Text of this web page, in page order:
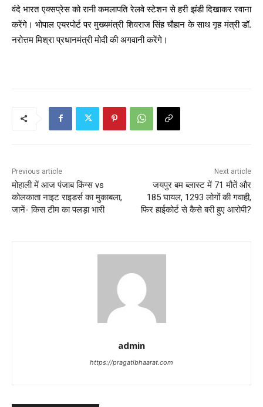
वंदे भारत एक्सप्रेस को रानी कमलापति रेलवे स्टेशन से हरी झंडी दिखाकर रवाना
करेंगे। भोपाल एयरपोर्ट पर मुख्यमंत्री शिवराज सिंह चौहान के साथ गृह मंत्री डॉ.
नरोत्तम मिश्रा प्रधानमंत्री मोदी की अगवानी करेंगे।
Previous article
मोहाली में आज पंजाब किंग्स vs
कोलकाता नाइट राइडर्स का मुकाबला,
जानें- किस टीम का पलड़ा भारी
Next article
जयपुर बम ब्लास्ट में 71 मौतें और
185 घायल, 1293 लोगों की गवाही,
फिर हाईकोर्ट से कैसे बरी हुए आरोपी?
admin
https://pragatibhaarat.com